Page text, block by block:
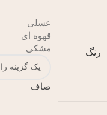
رنگ
عسلی
قهوه ای
مشکی
صاف